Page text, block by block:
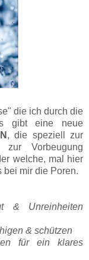
die ich durch die
gibt eine neue
, die speziell zur
zur Vorbeugung
welche, mal hier
bei mir die Poren.
& Unreinheiten
& schützen
für ein klares